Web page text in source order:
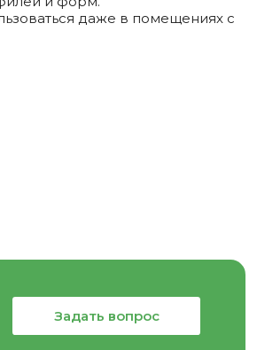
даже в помещениях с
Задать вопрос